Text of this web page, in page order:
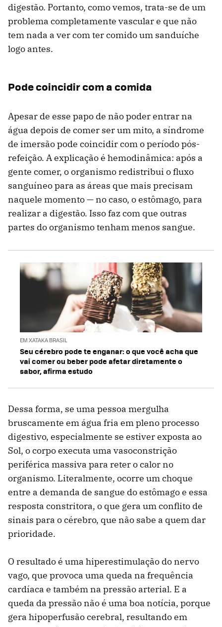
digestão. Portanto, como vemos, trata-se de um
problema completamente vascular e que não
tem nada a ver com ter comido um sanduíche
logo antes.
Pode coincidir com a comida
Apesar de esse papo de não poder entrar na
água depois de comer ser um mito, a síndrome
de imersão pode coincidir com o período pós-
refeição. A explicação é hemodinâmica: após a
gente comer, o organismo redistribui o fluxo
sanguíneo para as áreas que mais precisam
naquele momento — no caso, o estômago, para
realizar a digestão. Isso faz com que outras
partes do organismo tenham menos sangue.
EM XATAKA BRASIL
Seu cérebro pode te enganar: o que você acha que
vai comer ou beber pode afetar diretamente o
sabor, afirma estudo
Dessa forma, se uma pessoa mergulha
bruscamente em água fria em pleno processo
digestivo, especialmente se estiver exposta ao
Sol, o corpo executa uma vasoconstrição
periférica massiva para reter o calor no
organismo. Literalmente, ocorre um choque
entre a demanda de sangue do estômago e essa
resposta constritora, o que gera um conflito de
sinais para o cérebro, que não sabe a quem dar
prioridade.
O resultado é uma hiperestimulação do nervo
vago, que provoca uma queda na frequência
cardíaca e também na pressão arterial. E a
queda da pressão não é uma boa notícia, porque
gera hipoperfusão cerebral, resultando em